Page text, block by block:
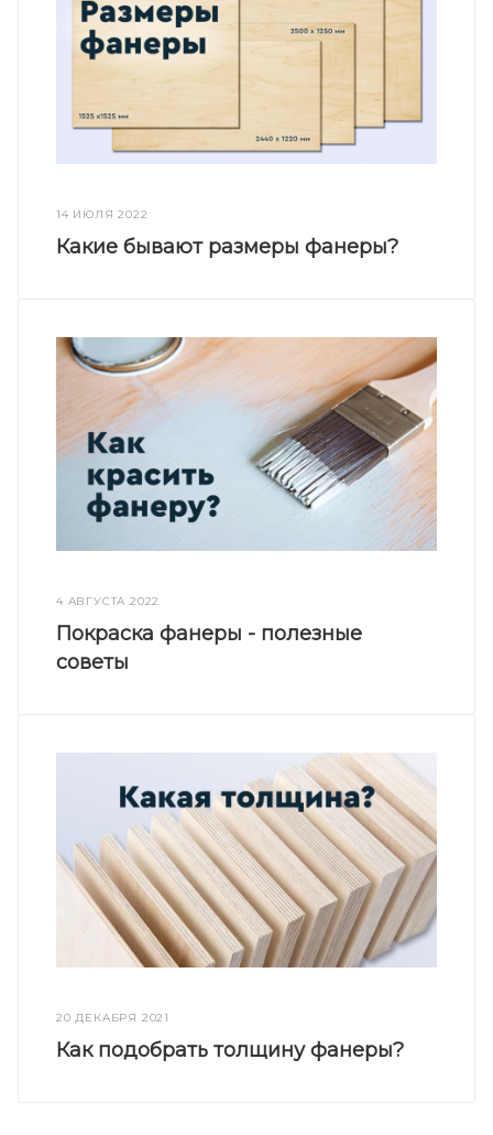
14 ИЮЛЯ 2022
Какие бывают размеры фанеры?
4 АВГУСТА 2022
Покраска фанеры - полезные
советы
20 ДЕКАБРЯ 2021
Как подобрать толщину фанеры?